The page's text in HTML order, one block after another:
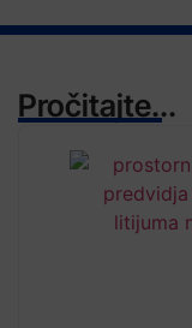
Pročitajte...